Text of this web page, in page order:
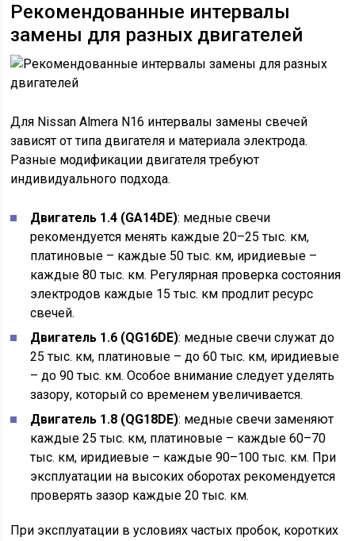
Рекомендованные интервалы
замены для разных двигателей
Для Nissan Almera N16 интервалы замены свечей
зависят от типа двигателя и материала электрода.
Разные модификации двигателя требуют
индивидуального подхода.
Двигатель 1.4 (GA14DE): медные свечи
рекомендуется менять каждые 20–25 тыс. км,
платиновые – каждые 50 тыс. км, иридиевые –
каждые 80 тыс. км. Регулярная проверка состояния
электродов каждые 15 тыс. км продлит ресурс
свечей.
Двигатель 1.6 (QG16DE): медные свечи служат до
25 тыс. км, платиновые – до 60 тыс. км, иридиевые
– до 90 тыс. км. Особое внимание следует уделять
зазору, который со временем увеличивается.
Двигатель 1.8 (QG18DE): медные свечи заменяют
каждые 25 тыс. км, платиновые – каждые 60–70
тыс. км, иридиевые – каждые 90–100 тыс. км. При
эксплуатации на высоких оборотах рекомендуется
проверять зазор каждые 20 тыс. км.
При эксплуатации в условиях частых пробок, коротких